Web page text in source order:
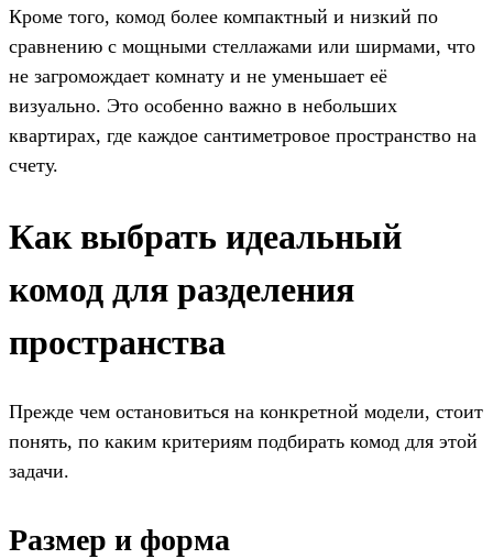
Кроме того, комод более компактный и низкий по
сравнению с мощными стеллажами или ширмами, что
не загромождает комнату и не уменьшает её
визуально. Это особенно важно в небольших
квартирах, где каждое сантиметровое пространство на
счету.
Как выбрать идеальный
комод для разделения
пространства
Прежде чем остановиться на конкретной модели, стоит
понять, по каким критериям подбирать комод для этой
задачи.
Размер и форма